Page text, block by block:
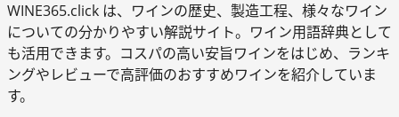
WINE365.click は、ワインの歴史、製造工程、様々なワイン
についての分かりやすい解説サイト。ワイン用語辞典として
も活用できます。コスパの高い安旨ワインをはじめ、ランキ
ングやレビューで高評価のおすすめワインを紹介していま
す。